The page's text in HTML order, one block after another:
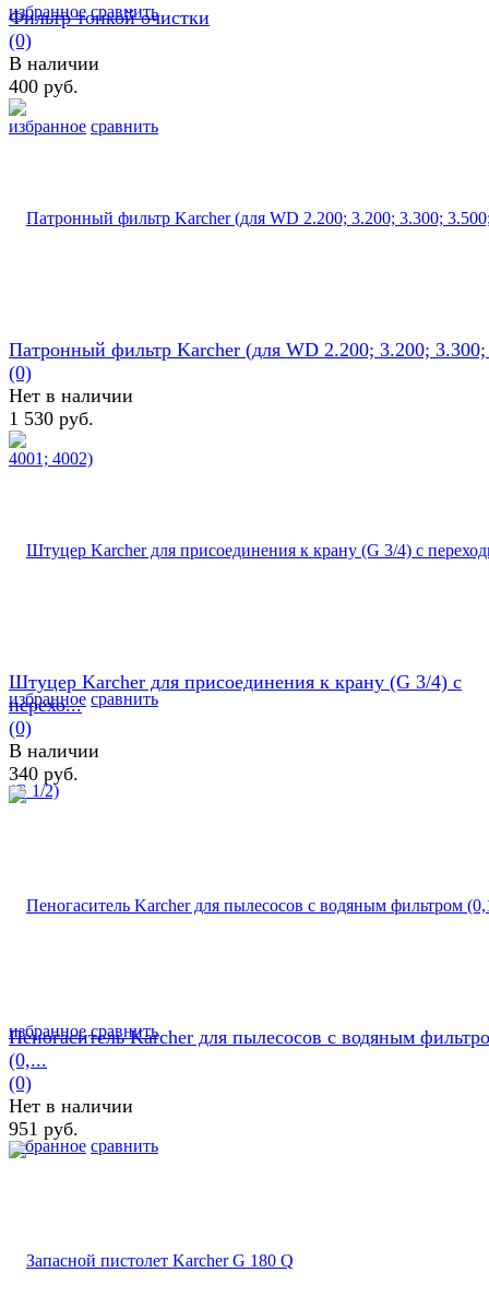
избранное сравнить
избранное сравнить
Фильтр тонкой очистки
(0)
В наличии
400 руб.
избранное сравнить
Патронный фильтр Karcher (для WD 2.200; 3.200;
(0)
Нет в наличии
1 530 руб.
избранное сравнить
Штуцер Karcher для присоединения к крану (G 3/4) с
перехо...
(0)
В наличии
340 руб.
избранное сравнить
Пеногаситель Karcher для пылесосов с водяным
(0,...
(0)
Нет в наличии
951 руб.